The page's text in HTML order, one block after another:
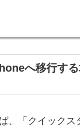
へ移行す
、「クイックス